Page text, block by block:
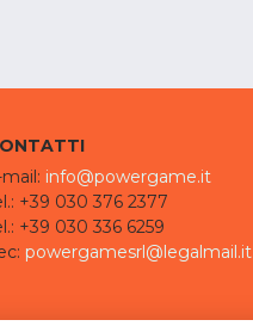
info@powergame.it
+39 030 376 2377
+39 030 336 6259
powergamesrl@legalmail.it